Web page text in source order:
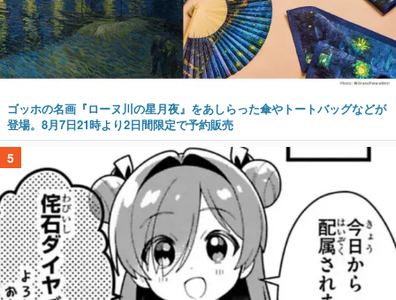
ゴッホの名画『ローヌ川の星月夜』をあしらった傘やトートバッグなどが
登場。8月7日21時より2日間限定で予約販売
5